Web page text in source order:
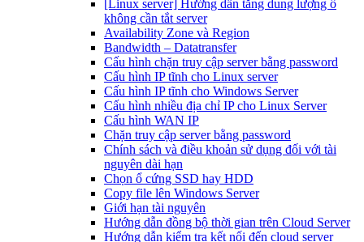
[Linux server] Hướng dẫn tăng dung lượng ổ
không cần tắt server
Availability Zone và Region
Bandwidth – Datatransfer
Cấu hình chặn truy cập server bằng password
Cấu hình IP tĩnh cho Linux server
Cấu hình IP tĩnh cho Windows Server
Cấu hình nhiều địa chỉ IP cho Linux Server
Cấu hình WAN IP
Chặn truy cập server bằng password
Chính sách và điều khoản sử dụng đối với tài
nguyên dài hạn
Chọn ổ cứng SSD hay HDD
Copy file lên Windows Server
Giới hạn tài nguyên
Hướng dẫn đồng bộ thời gian trên Cloud Server
Hướng dẫn kiểm tra kết nối đến cloud server